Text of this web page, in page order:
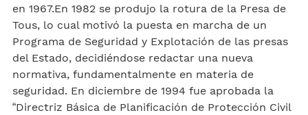
en 1967.En 1982 se produjo la rotura de la Presa de
Tous, lo cual motivó la puesta en marcha de un
Programa de Seguridad y Explotación de las presas
del Estado, decidiéndose redactar una nueva
normativa, fundamentalmente en materia de
seguridad. En diciembre de 1994 fue aprobada la
“Directriz Básica de Planificación de Protección Civil